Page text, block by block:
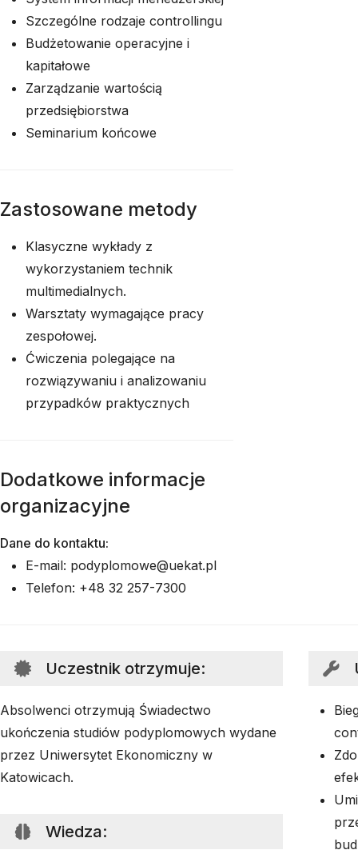
Szczególne rodzaje controllingu
Budżetowanie operacyjne i
kapitałowe
Zarządzanie wartością
przedsiębiorstwa
Seminarium końcowe
Zastosowane metody
Klasyczne wykłady z
wykorzystaniem technik
multimedialnych.
Warsztaty wymagające pracy
zespołowej.
Ćwiczenia polegające na
rozwiązywaniu i analizowaniu
przypadków praktycznych
Dodatkowe informacje
organizacyjne
Dane do kontaktu:
E-mail: podyplomowe@uekat.pl
Telefon: +48 32 257-7300
Uczestnik otrzymuje:
Absolwenci otrzymują Świadectwo
ukończenia studiów podyplomowych wydane
przez Uniwersytet Ekonomiczny w
Katowicach.
Wiedza: